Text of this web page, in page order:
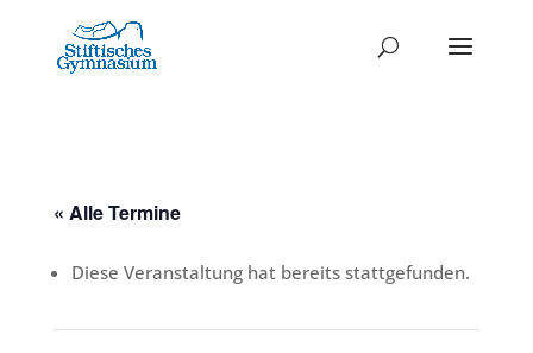
« Alle Termine
Diese Veranstaltung hat bereits stattgefunden.